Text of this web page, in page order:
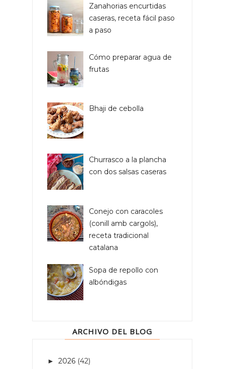
Zanahorias encurtidas
caseras, receta fácil paso
a paso
Cómo preparar agua de
frutas
Bhaji de cebolla
Churrasco a la plancha
con dos salsas caseras
Conejo con caracoles
(conill amb cargols),
receta tradicional
catalana
Sopa de repollo con
albóndigas
ARCHIVO DEL BLOG
► 2026 (42)